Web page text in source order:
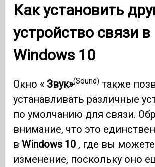
Как установить
устройство связи в
Windows 10
Окно « Звук»(Sound) также
устанавливать различные
по умолчанию для связи.
внимание, что это
вWindows 10 , где вы
изменение, поскольку оно